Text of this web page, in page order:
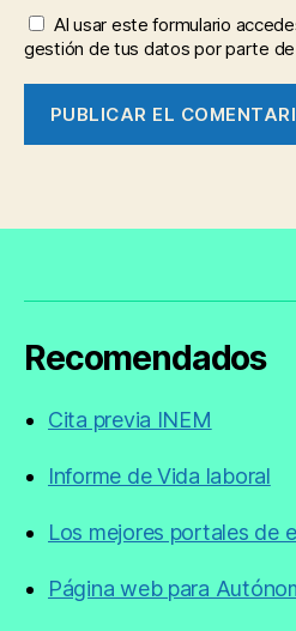
Al usar este formulario
gestión de tus datos por parte
Recomendados
Cita previa INEM
Informe de Vida laboral
Los mejores portales de
Página web para